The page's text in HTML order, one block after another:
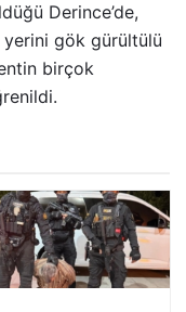
Derince’de,
yerini gök gürültülü
birçok